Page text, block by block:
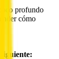
profundo
cómo